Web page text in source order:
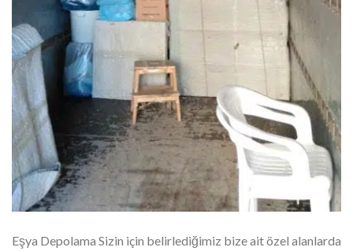
Eşya Depolama Sizin için belirlediğimiz bize ait özel alanlarda